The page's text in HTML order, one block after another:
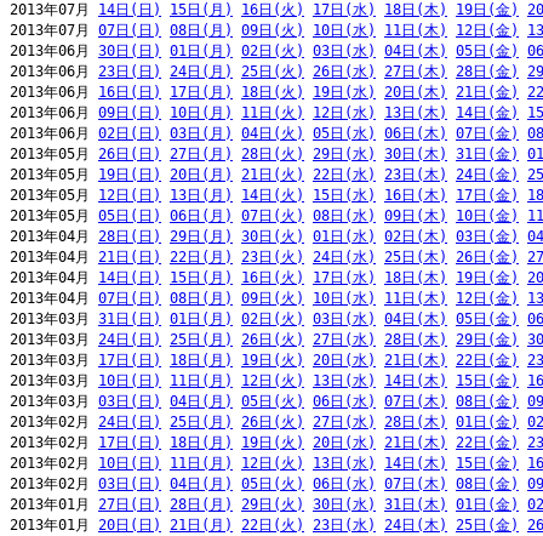
2013年07月 14日(日) 15日(月) 16日(火) 17日(水) 18日(木) 19日(金)
2013年07月 07日(日) 08日(月) 09日(火) 10日(水) 11日(木) 12日(金)
2013年06月 30日(日) 01日(月) 02日(火) 03日(水) 04日(木) 05日(金)
2013年06月 23日(日) 24日(月) 25日(火) 26日(水) 27日(木) 28日(金)
2013年06月 16日(日) 17日(月) 18日(火) 19日(水) 20日(木) 21日(金)
2013年06月 09日(日) 10日(月) 11日(火) 12日(水) 13日(木) 14日(金)
2013年06月 02日(日) 03日(月) 04日(火) 05日(水) 06日(木) 07日(金)
2013年05月 26日(日) 27日(月) 28日(火) 29日(水) 30日(木) 31日(金)
2013年05月 19日(日) 20日(月) 21日(火) 22日(水) 23日(木) 24日(金)
2013年05月 12日(日) 13日(月) 14日(火) 15日(水) 16日(木) 17日(金)
2013年05月 05日(日) 06日(月) 07日(火) 08日(水) 09日(木) 10日(金)
2013年04月 28日(日) 29日(月) 30日(火) 01日(水) 02日(木) 03日(金)
2013年04月 21日(日) 22日(月) 23日(火) 24日(水) 25日(木) 26日(金)
2013年04月 14日(日) 15日(月) 16日(火) 17日(水) 18日(木) 19日(金)
2013年04月 07日(日) 08日(月) 09日(火) 10日(水) 11日(木) 12日(金)
2013年03月 31日(日) 01日(月) 02日(火) 03日(水) 04日(木) 05日(金)
2013年03月 24日(日) 25日(月) 26日(火) 27日(水) 28日(木) 29日(金)
2013年03月 17日(日) 18日(月) 19日(火) 20日(水) 21日(木) 22日(金)
2013年03月 10日(日) 11日(月) 12日(火) 13日(水) 14日(木) 15日(金)
2013年03月 03日(日) 04日(月) 05日(火) 06日(水) 07日(木) 08日(金)
2013年02月 24日(日) 25日(月) 26日(火) 27日(水) 28日(木) 01日(金)
2013年02月 17日(日) 18日(月) 19日(火) 20日(水) 21日(木) 22日(金)
2013年02月 10日(日) 11日(月) 12日(火) 13日(水) 14日(木) 15日(金)
2013年02月 03日(日) 04日(月) 05日(火) 06日(水) 07日(木) 08日(金)
2013年01月 27日(日) 28日(月) 29日(火) 30日(水) 31日(木) 01日(金)
2013年01月 20日(日) 21日(月) 22日(火) 23日(水) 24日(木) 25日(金)